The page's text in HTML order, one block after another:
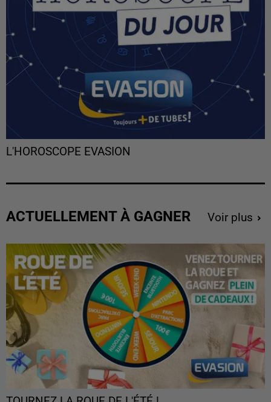
L'HOROSCOPE EVASION
ACTUELLEMENT À GAGNER Voir plus